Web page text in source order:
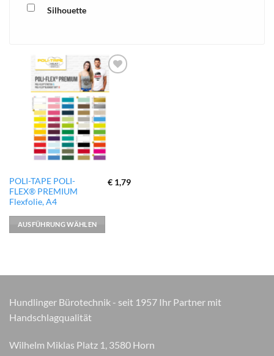
Silhouette
zur
Wunschliste
hinzufügen
POLI-TAPE POLI-
FLEX® PREMIUM
Flexfolie, A4
€ 1,79
AUSFÜHRUNG WÄHLEN
Dieses
Produkt
weist
mehrere
Varianten
der
Produktseite
werden
Hundlinger Bürotechnik - seit 1957 Ihr Partner mit
Handschlagqualität
Wilhelm Miklas Platz 1, 3580 Horn